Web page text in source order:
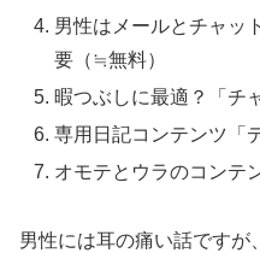
男性はメールとチャッ
要（≒無料）
暇つぶしに最適？「チ
専用日記コンテンツ「
オモテとウラのコンテ
男性には耳の痛い話ですが